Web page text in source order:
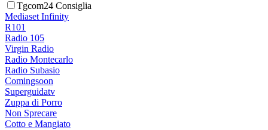
Tgcom24 Consiglia
Mediaset Infinity
R101
Radio 105
Virgin Radio
Radio Montecarlo
Radio Subasio
Comingsoon
Superguidatv
Zuppa di Porro
Non Sprecare
Cotto e Mangiato